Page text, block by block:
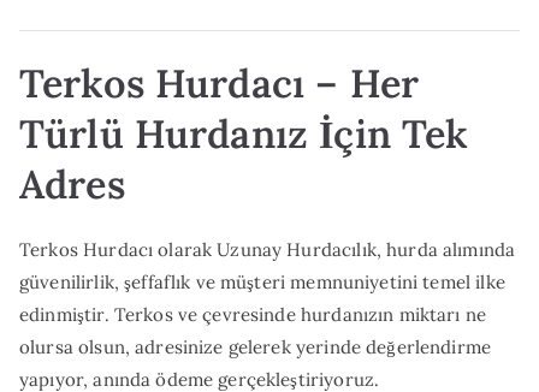
Terkos Hurdacı – Her
Türlü Hurdanız İçin Tek
Adres
Terkos Hurdacı olarak Uzunay Hurdacılık, hurda alımında
güvenilirlik, şeffaflık ve müşteri memnuniyetini temel ilke
edinmiştir. Terkos ve çevresinde hurdanızın miktarı ne
olursa olsun, adresinize gelerek yerinde değerlendirme
yapıyor, anında ödeme gerçekleştiriyoruz.